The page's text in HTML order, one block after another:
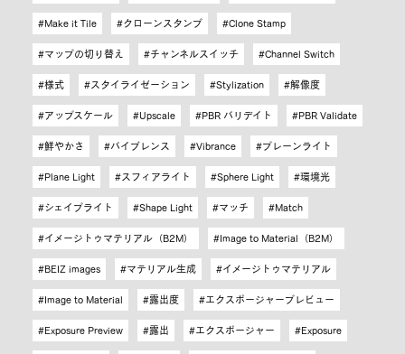
Make it Tile クローンスタンプ Clone Stamp
マップの切り替え チャンネルスイッチ Channel Switch
様式 スタイライゼーション Stylization 解像度
アップスケール Upscale PBR バリデイト PBR Validate
鮮やかさ バイブレンス Vibrance プレーンライト
Plane Light スフィアライト Sphere Light 環境光
シェイプライト Shape Light マッチ Match
イメージトゥマテリアル（B2M） Image to Material（B2M）
BEIZ images マテリアル生成 イメージトゥマテリアル
Image to Material 露出度 エクスポージャープレビュー
Exposure Preview 露出 エクスポージャー Exposure